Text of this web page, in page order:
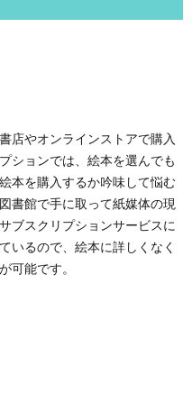
店やオンラインストアで購入
ションでは、絵本を選んでも
本を購入するか吟味して悩む
書館で手に取って紙媒体の現
ブスクリプションサービスに
いるので、絵本に詳しくなく
可能です。